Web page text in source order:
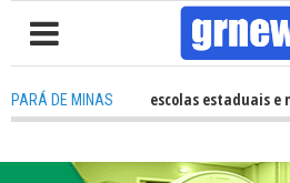
PARÁ DE MINASdas escolas estaduais e